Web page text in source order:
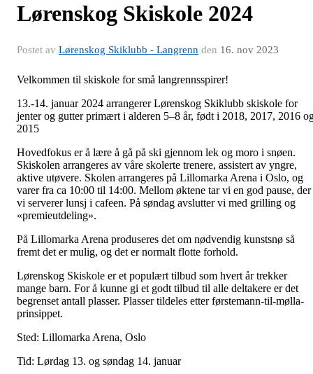
Lørenskog Skiskole 2024
Postet av Lørenskog Skiklubb - Langrenn den 16. nov 2023
Velkommen til skiskole for små langrennsspirer!
13.-14. januar 2024 arrangerer Lørenskog Skiklubb skiskole for
jenter og gutter primært i alderen 5–8 år, født i 2018, 2017, 2016
2015
Hovedfokus er å lære å gå på ski gjennom lek og moro i snøen.
Skiskolen arrangeres av våre skolerte trenere, assistert av yngre,
aktive utøvere. Skolen arrangeres på Lillomarka Arena i Oslo, og
varer fra ca 10:00 til 14:00. Mellom øktene tar vi en god pause, der
vi serverer lunsj i cafeen. På søndag avslutter vi med grilling og
«premieutdeling».
På Lillomarka Arena produseres det om nødvendig kunstsnø så
fremt det er mulig, og det er normalt flotte forhold.
Lørenskog Skiskole er et populært tilbud som hvert år trekker
mange barn. For å kunne gi et godt tilbud til alle deltakere er det
begrenset antall plasser. Plasser tildeles etter førstemann-til-mølla-
prinsippet.
Sted: Lillomarka Arena, Oslo
Tid: Lørdag 13. og søndag 14. januar